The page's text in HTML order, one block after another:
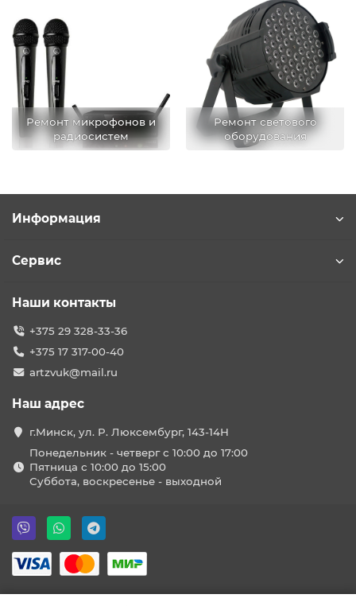
Ремонт микрофонов и
радиосистем
Ремонт светового
оборудования
Информация
Сервис
Наши контакты
+375 29 328-33-36
+375 17 317-00-40
artzvuk@mail.ru
Наш адрес
г.Минск, ул. Р. Люксембург, 143-14Н
Понедельник - четверг с 10:00 до 17:00
Пятница с 10:00 до 15:00
Суббота, воскресенье - выходной